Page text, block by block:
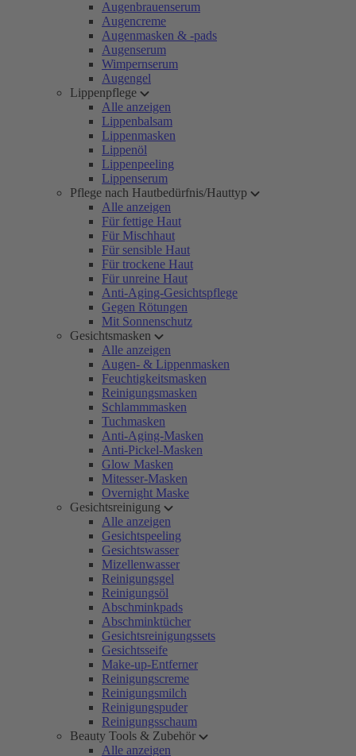
Augenbrauenserum
Augencreme
Augenmasken & -pads
Augenserum
Wimpernserum
Augengel
Lippenpflege
Alle anzeigen
Lippenbalsam
Lippenmasken
Lippenöl
Lippenpeeling
Lippenserum
Pflege nach Hautbedürfnis/Hauttyp
Alle anzeigen
Für fettige Haut
Für Mischhaut
Für sensible Haut
Für trockene Haut
Für unreine Haut
Anti-Aging-Gesichtspflege
Gegen Rötungen
Mit Sonnenschutz
Gesichtsmasken
Alle anzeigen
Augen- & Lippenmasken
Feuchtigkeitsmasken
Reinigungsmasken
Schlammmasken
Tuchmasken
Anti-Aging-Masken
Anti-Pickel-Masken
Glow Masken
Mitesser-Masken
Overnight Maske
Gesichtsreinigung
Alle anzeigen
Gesichtspeeling
Gesichtswasser
Mizellenwasser
Reinigungsgel
Reinigungsöl
Abschminkpads
Abschminktücher
Gesichtsreinigungssets
Gesichtsseife
Make-up-Entferner
Reinigungscreme
Reinigungsmilch
Reinigungspuder
Reinigungsschaum
Beauty Tools & Zubehör
Alle anzeigen